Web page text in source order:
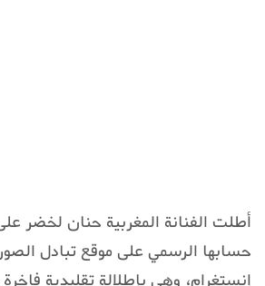
أطلت الفنانة المغربية حنان لخضر
حسابها الرسمي على موقع تبادل
إنستغرام، وهي بإطلالة تقليدية